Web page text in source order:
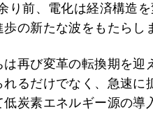
り前、電化は経済構造
の新たな波をもたらし
再び変革の転換期を迎
れるだけでなく、急速
炭素エネルギー源の導